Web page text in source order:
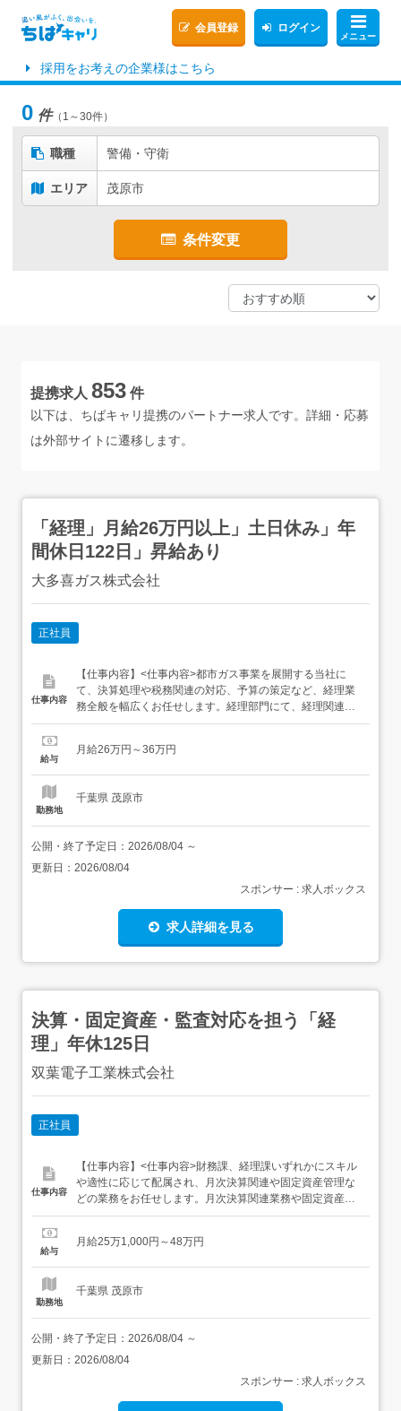
メニュー
会員登録 ログイン
採用をお考えの企業様はこちら
0 件（1～30件）
職種 警備・守衛
エリア 茂原市
条件変更
提携求人 853 件
以下は、ちばキャリ提携のパートナー求人です。詳細・応募
は外部サイトに遷移します。
「経理」月給26万円以上」土日休み」年
間休日122日」昇給あり
大多喜ガス株式会社
正社員
仕事内容
【仕事内容】<仕事内容>都市ガス事業を展開する当社に
て、決算処理や税務関連の対応、予算の策定など、経理業
務全般を幅広くお任せします。経理部門にて、経理関連業
務全般を担っていただきます。 決算処理や各種税金の計
納管理 <雇入れ直後>上記業務 <変更の範囲>会社の定める
給与
月給26万円～36万円
勤務地
千葉県 茂原市
公開・終了予定日： 2026/08/04 ～
更新日： 2026/08/04
スポンサー : 求人ボックス
求人詳細を見る
決算・固定資産・監査対応を担う「経
理」年休125日
双葉電子工業株式会社
正社員
仕事内容
【仕事内容】<仕事内容>財務課、経理課いずれかにスキル
や適性に応じて配属され、月次決算関連や固定資産管理な
どの業務をお任せします。月次決算関連業務や固定資産管
理、監査対応補佐や損益予実績管理補佐などをお任せしま
仕訳の起票、チェック 監査対応や部門別・製品別の損益予
給与
月給25万1,000円～48万円
勤務地
千葉県 茂原市
公開・終了予定日： 2026/08/04 ～
更新日： 2026/08/04
スポンサー : 求人ボックス